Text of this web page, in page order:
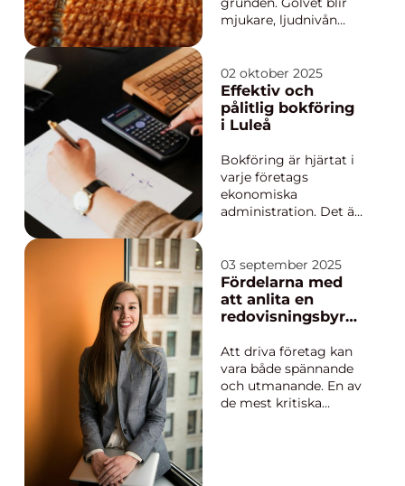
mjukare, ljudnivån
Stockholm, där
många bor i lägenhet
och ljud mellan
våningsplan lätt
golv ett enkelt sätt att
skapa lu...
02 oktober 2025
Effektiv och
pålitlig bokföring
i Luleå
Bokföring är hjärtat i
varje företags
ekonomiska
administration. Det är
säkerställa att
företagets
ekonomiska
transaktioner är
Bok...
03 september 2025
Fördelarna med
att anlita en
redovisningsbyrå i
Att driva företag kan
vara både spännande
och utmanande. En av
de mest kritiska